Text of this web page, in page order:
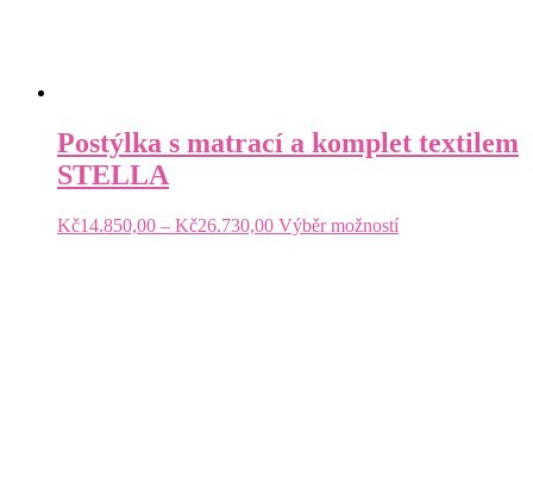
Postýlka s matrací a komplet textilem
STELLA
Kč14.850,00 – Kč26.730,00Rozpětí
Výběr možnostíTento